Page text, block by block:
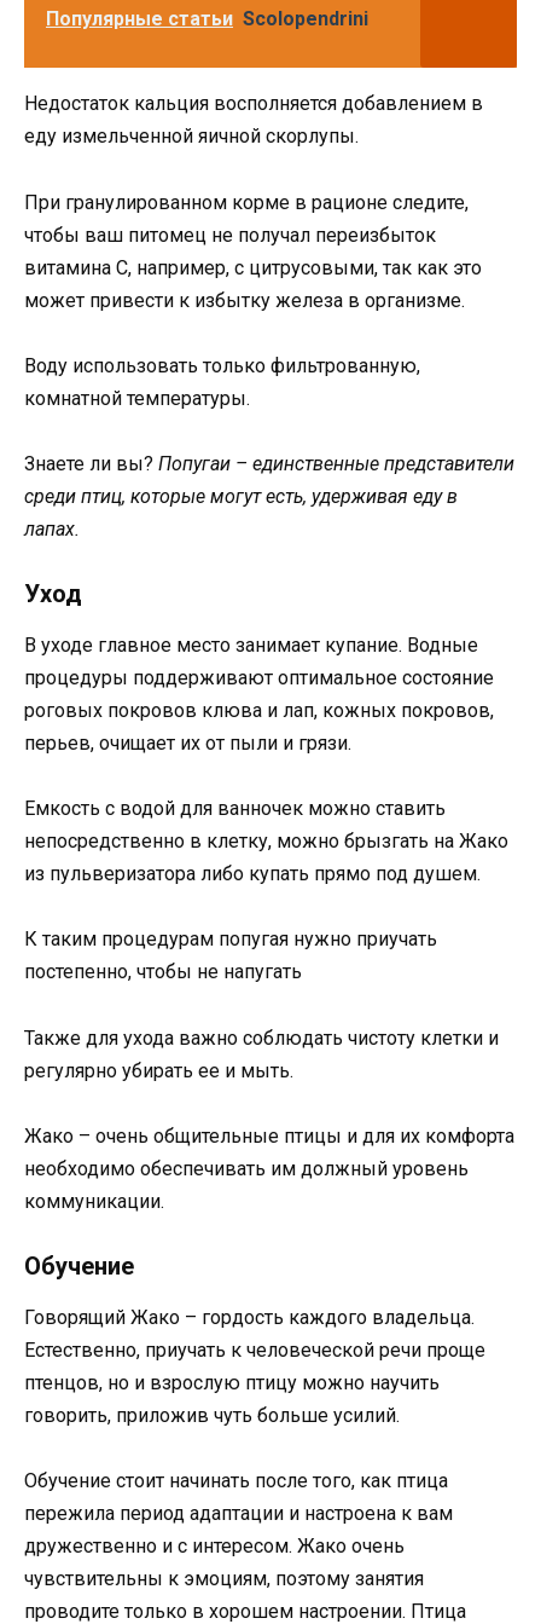
Популярные статьи Scolopendrini
Недостаток кальция восполняется добавлением в
еду измельченной яичной скорлупы.
При гранулированном корме в рационе следите,
чтобы ваш питомец не получал переизбыток
витамина С, например, с цитрусовыми, так как это
может привести к избытку железа в организме.
Воду использовать только фильтрованную,
комнатной температуры.
Знаете ли вы? Попугаи – единственные представители
среди птиц, которые могут есть, удерживая еду в
лапах.
Уход
В уходе главное место занимает купание. Водные
процедуры поддерживают оптимальное состояние
роговых покровов клюва и лап, кожных покровов,
перьев, очищает их от пыли и грязи.
Емкость с водой для ванночек можно ставить
непосредственно в клетку, можно брызгать на Жако
из пульверизатора либо купать прямо под душем.
К таким процедурам попугая нужно приучать
постепенно, чтобы не напугать
Также для ухода важно соблюдать чистоту клетки и
регулярно убирать ее и мыть.
Жако – очень общительные птицы и для их комфорта
необходимо обеспечивать им должный уровень
коммуникации.
Обучение
Говорящий Жако – гордость каждого владельца.
Естественно, приучать к человеческой речи проще
птенцов, но и взрослую птицу можно научить
говорить, приложив чуть больше усилий.
Обучение стоит начинать после того, как птица
пережила период адаптации и настроена к вам
дружественно и с интересом. Жако очень
чувствительны к эмоциям, поэтому занятия
проводите только в хорошем настроении. Птица